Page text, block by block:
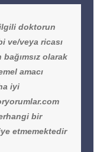
doktorun
ve/veya ricası
olarak
amacı
iyi
bir
etmemektedir